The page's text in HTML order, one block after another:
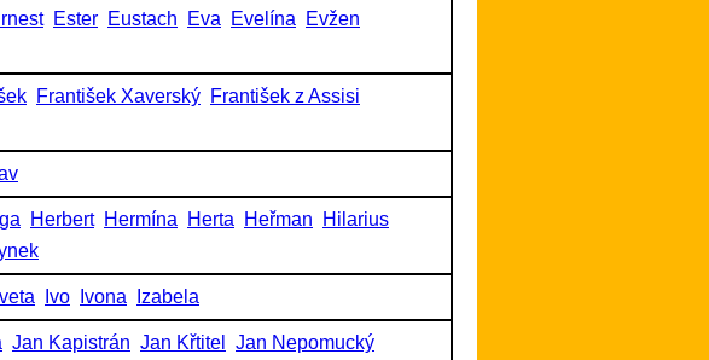
Ester Eustach Eva Evelína
Evžen
František Xaverský František z Assisi
Herbert Hermína Herta Heřman
Hilarius
Iveta Ivo Ivona Izabela
Jan Kapistrán Jan Křtitel
Jan Nepomucký